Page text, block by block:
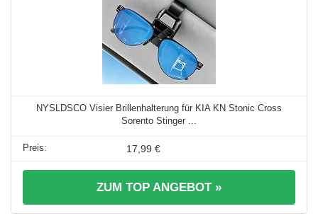
NYSLDSCO Visier Brillenhalterung für KIA KN Stonic Cross
Sorento Stinger ...
17,99 €
ZUM TOP ANGEBOT »